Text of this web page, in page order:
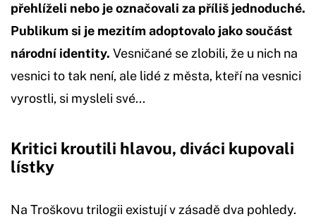
přehlíželi nebo je označovali za příliš jednoduché.
Publikum si je mezitím adoptovalo jako součást
národní identity. Vesničané se zlobili, že u nich na
vesnici to tak není, ale lidé z města, kteří na vesnici
vyrostli, si mysleli své...
Kritici kroutili hlavou, diváci kupovali
lístky
Na Troškovu trilogii existují v zásadě dva pohledy.